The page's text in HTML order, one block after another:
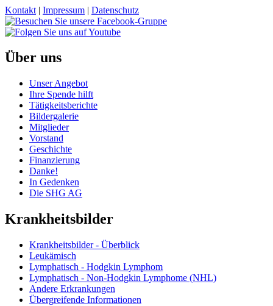
Kontakt | Impressum | Datenschutz
Über uns
Unser Angebot
Ihre Spende hilft
Tätigkeitsberichte
Bildergalerie
Mitglieder
Vorstand
Geschichte
Finanzierung
Danke!
In Gedenken
Die SHG AG
Krankheitsbilder
Krankheitsbilder - Überblick
Leukämisch
Lymphatisch - Hodgkin Lymphom
Lymphatisch - Non-Hodgkin Lymphome (NHL)
Andere Erkrankungen
Übergreifende Informationen